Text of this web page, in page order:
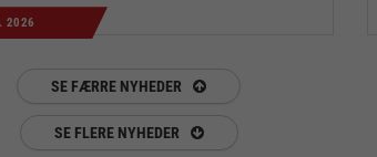
2026
SE FÆRRE NYHEDER
SE FLERE NYHEDER